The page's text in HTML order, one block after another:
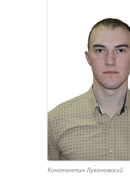
Константин Лукановский